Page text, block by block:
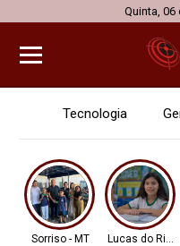
Quinta,
Tecnologia
Sorriso - MT Lucas do Rio